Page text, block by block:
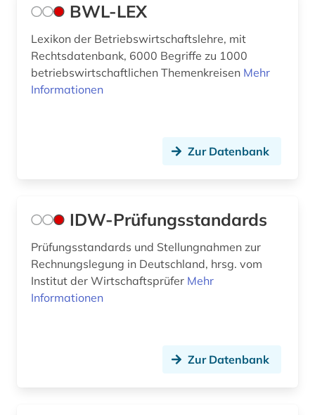
wasserbau (1)
wiefelstede (1)
wilhelmshaven (1)
zetel (1)
BWL-LEX
Lexikon der Betriebswirtschaftslehre, mit
Rechtsdatenbank, 6000 Begriffe zu 1000
betriebswirtschaftlichen Themenkreisen Mehr
Informationen
Zur Datenbank
IDW-Prüfungsstandards
Prüfungsstandards und Stellungnahmen zur
Rechnungslegung in Deutschland, hrsg. vom
Institut der Wirtschaftsprüfer Mehr
Informationen
Zur Datenbank